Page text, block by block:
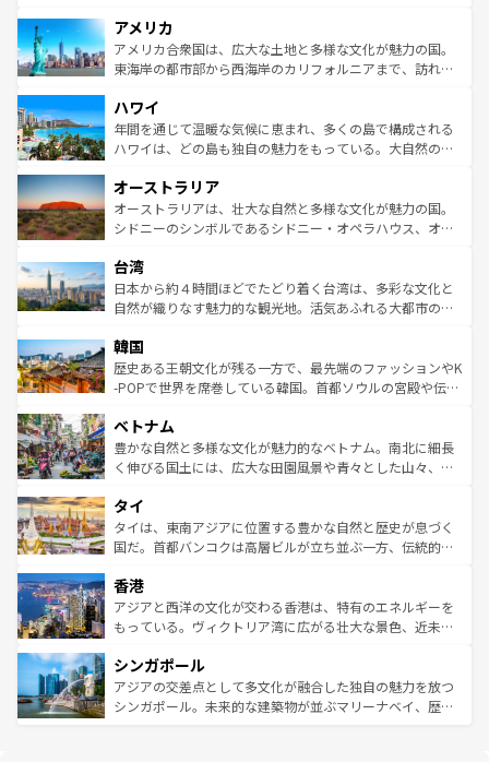
ンツ一覧を参照してほしい。
の建物がそのまま残る町や、スイスならではのユニークな
博物館もあり、アルプス観光だけでなく町歩きも満喫する
ことができる。国民の所得が高いため物価も高いが、旅行
ば市内交通費無料で観光を楽しむこともできる。 なお、新
着のスイス情報はコンテンツ一覧 を参照してほしい。
アメリカ
アメリカ合衆国は、広大な土地と多様な文化が魅力の国。
東海岸の都市部から西海岸のカリフォルニアまで、訪れる
のような巨大都市は、観光、ショッピング、エンターテイ
ンメントが詰まった刺激的なスポットだ。一方、アメリカ
西部には大自然が広がり、グランドキャニオンやイエロー
部のニューオーリンズでは、音楽と美食が融合した独特の
文化が魅力。旅行者はアメリカの各地域で異なる魅力を楽
しみながら、その多様性と豊かな歴史を感じることができ
ならではの贅沢な旅のスタイルだ。 なお、新着のアメリカ
情報はコンテンツ一覧を参照してほしい。
ハワイ
年間を通じて温暖な気候に恵まれ、多くの島で構成される
ハワイは、どの島も独自の魅力をもっている。大自然の神
ワイ島は見逃せない。また、定番の観光地といえばオアフ
島だが、静かな自然を求めるならマウイ島やカウアイ島が
おすすめ。エメラルドグリーンに輝く海をはじめ、豊かな
れるおもてなしの心で訪れる人々を迎えてくれるハワイの
人々、おいしいローカルフードやハワイアンミュージッ
ク、伝統的なフラダンスなど、すべてがハワイの魅力を彩
ワイを、存分に味わってほしい。 なお、新着のハワイ情報
はコンテンツ一覧を参照してほしい。
オーストラリア
オーストラリアは、壮大な自然と多様な文化が魅力の国。
シドニーのシンボルであるシドニー・オペラハウス、オー
リアリーフや大陸中央部にそびえるウルル（エアーズロッ
ク）、タスマニアの美しい原生林やケアンズの熱帯雨林な
ど、見どころがたくさん。また、カフェやワイン、オージ
いる。アクティビティも充実しており、サーフィンやダイ
ビング、ハイキングなど、アウトドア好きにはたまらな
い。オーストラリアの多彩な魅力を存分に味わいつくそ
参照してほしい。
台湾
日本から約４時間ほどでたどり着く台湾は、多彩な文化と
自然が織りなす魅力的な観光地。活気あふれる大都市の台
ン）、静ひつな山岳地帯である台湾東部など、都市の喧騒
と山間の静けさが共存しており、訪れる人に新しい発見と
驚きをもたらしてくれる。また、奥深い台湾の食文化も魅
容にもいいと評判のスイーツなど、バラエティ豊かな料理
が味わえる。 なお、新着の台湾情報は コンテンツ一覧を参
照してほしい。
韓国
歴史ある王朝文化が残る一方で、最先端のファッションやK
-POPで世界を席巻している韓国。首都ソウルの宮殿や伝統
き、地方に足を延ばせば四季折々の自然美を楽しむことが
できる。そして、キムチや焼肉、絶品のストリートフード
まで、さまざまな韓国料理が待っている。夜には、韓国な
リティに包まれながら、韓国の多彩な魅力を心ゆくまで味
わってみてほしい。 なお、新着の韓国情報はコンテンツ一
覧を参照してほしい。
ベトナム
豊かな自然と多様な文化が魅力的なベトナム。南北に細長
く伸びる国土には、広大な田園風景や青々とした山々、世
急速な発展と共に伝統が息づく。ハノイの古い町並みやホ
ーチミン市のフランス統治時代の建物も、独特の雰囲気を
醸し出している。また、バラエティの豊かさとおいしさで
とつ。フォーやバインミー、ベトナムコーヒーなどは、ぜ
ひ現地で味わいたい。どの地域を訪れてもあたたかい人々
が旅行者を迎えてくれるので、きっと忘れられない旅にな
参照してほしい。
タイ
タイは、東南アジアに位置する豊かな自然と歴史が息づく
国だ。首都バンコクは高層ビルが立ち並ぶ一方、伝統的な
の活気が交差している。北部ではチェンマイなどの山岳地
帯で自然と触れ合い、南部ではプーケットやクラビの美し
いビーチでリゾート気分を楽しむことができる。タイ料理
激する。気候は一年中温暖で、どの季節にも異なる楽しみ
が待っている。親しみやすいタイの人々、仏教を中心とし
た文化、そして多様な観光資源が、訪れる旅人を魅了し続
香港
アジアと西洋の文化が交わる香港は、特有のエネルギーを
もっている。ヴィクトリア湾に広がる壮大な景色、近未来
み、どこを訪れても感動するはず。観光スポットが密集し
ており、効率よく見どころを回れるのも魅力。息をのむよ
うな絶景から文化的な体験まで、香港を存分に楽しみ尽く
シンガポール
アジアの交差点として多文化が融合した独自の魅力を放つ
シンガポール。未来的な建築物が並ぶマリーナベイ、歴史